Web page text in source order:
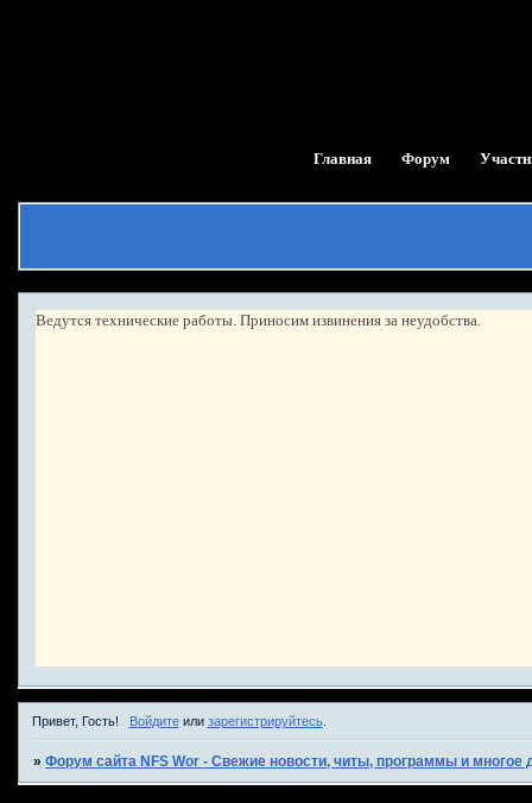
Главная Форум
Привет, Гость! Войдитеили зарегистрируйтесь.
»Форум сайта NFS Wor - Свежие новости, читы, программы и многое